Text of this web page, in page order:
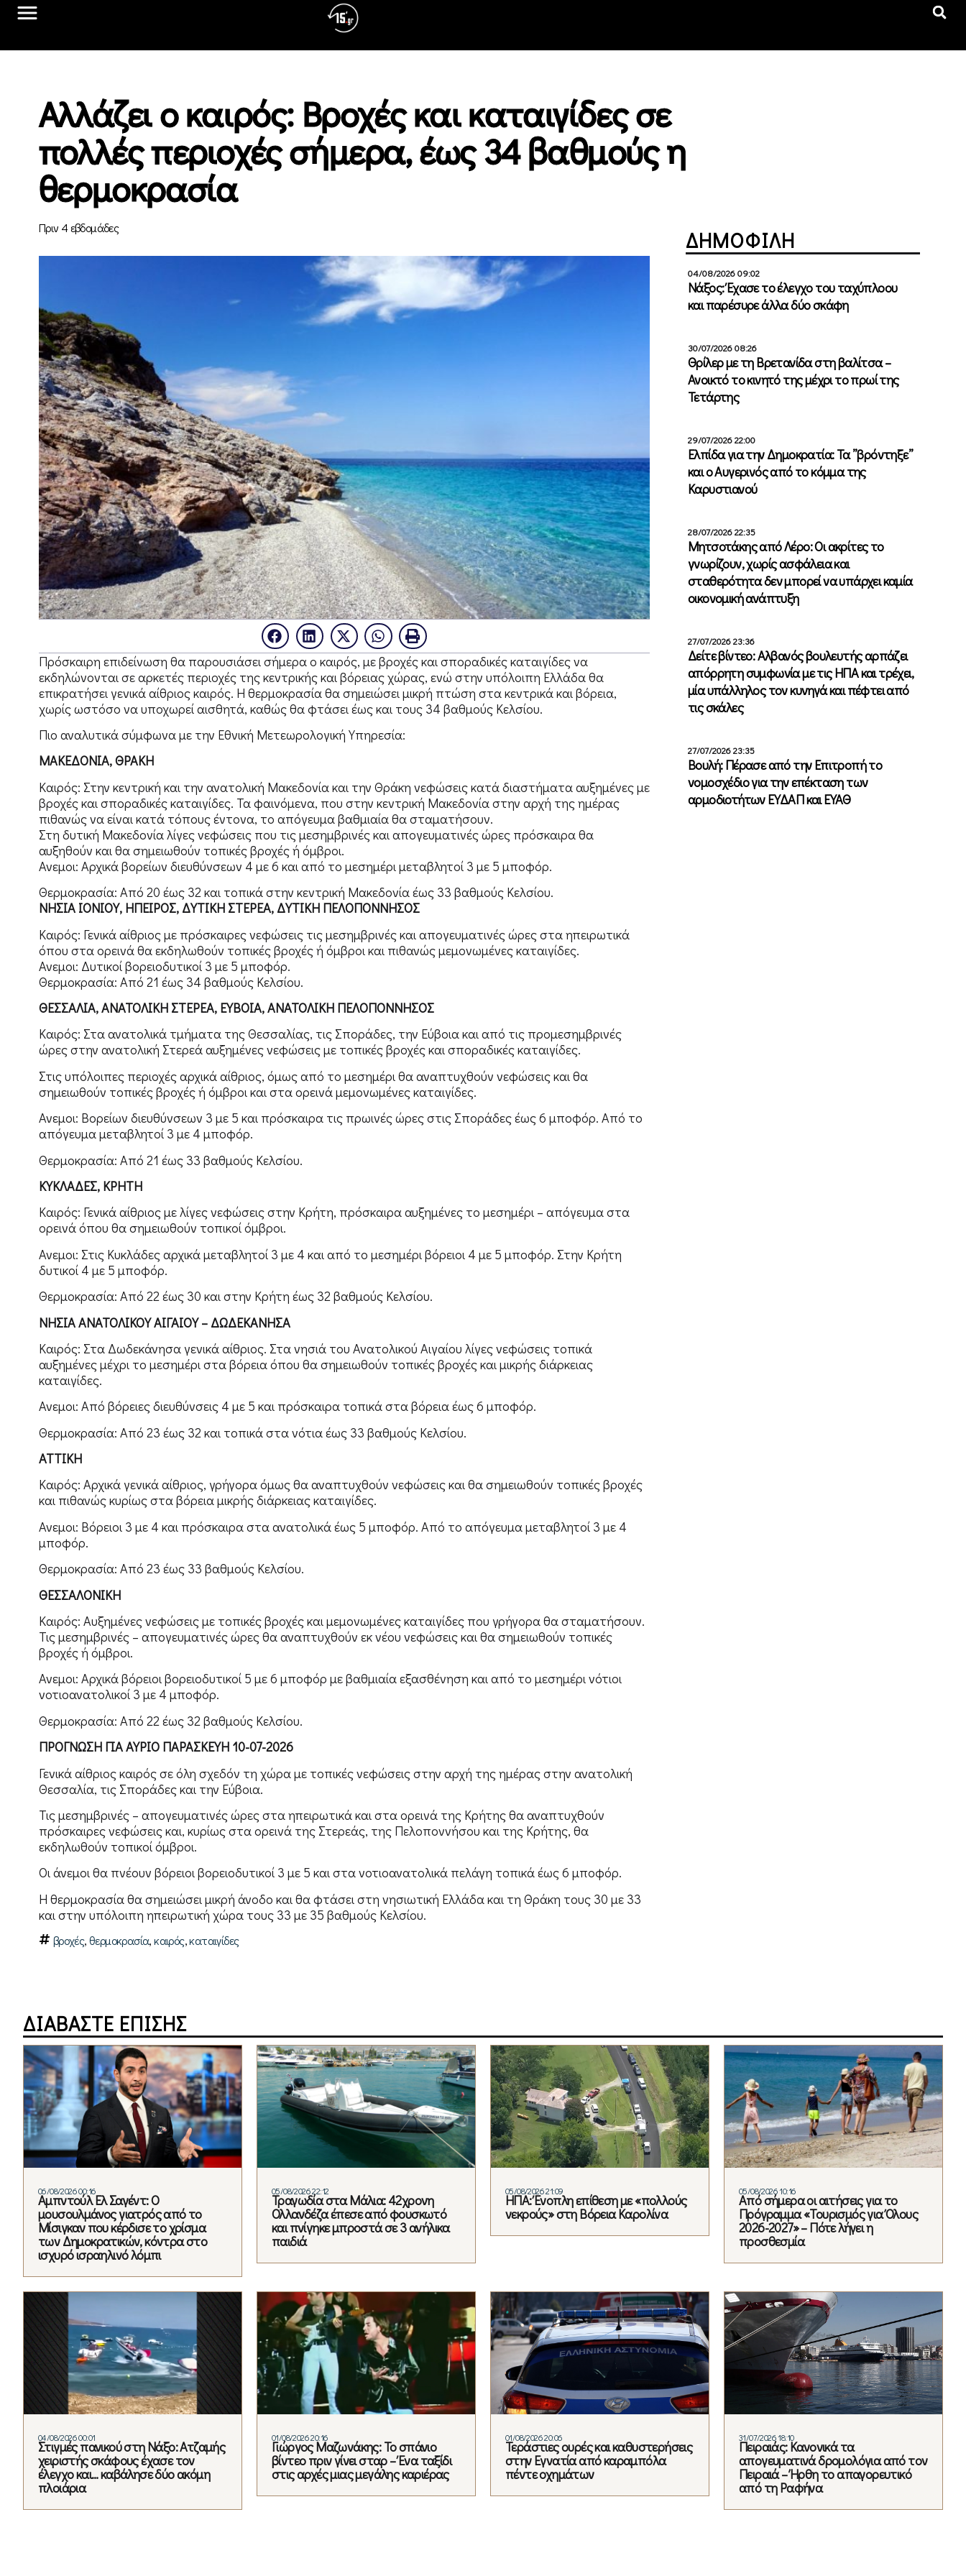
Αλλάζει ο καιρός: Βροχές και καταιγίδες σε
πολλές περιοχές σήμερα, έως 34 βαθμούς η
θερμοκρασία
Πριν 4 εβδομάδες
Πρόσκαιρη επιδείνωση θα παρουσιάσει σήμερα ο καιρός, με βροχές και σποραδικές καταιγίδες να
εκδηλώνονται σε αρκετές περιοχές της κεντρικής και βόρειας χώρας, ενώ στην υπόλοιπη Ελλάδα θα
επικρατήσει γενικά αίθριος καιρός. Η θερμοκρασία θα σημειώσει μικρή πτώση στα κεντρικά και βόρεια,
χωρίς ωστόσο να υποχωρεί αισθητά, καθώς θα φτάσει έως και τους 34 βαθμούς Κελσίου.
Πιο αναλυτικά σύμφωνα με την Εθνική Μετεωρολογική Υπηρεσία:
ΜΑΚΕΔΟΝΙΑ, ΘΡΑΚΗ
Καιρός: Στην κεντρική και την ανατολική Μακεδονία και την Θράκη νεφώσεις κατά διαστήματα αυξημένες με
βροχές και σποραδικές καταιγίδες. Τα φαινόμενα, που στην κεντρική Μακεδονία στην αρχή της ημέρας
πιθανώς να είναι κατά τόπους έντονα, το απόγευμα βαθμιαία θα σταματήσουν.
Στη δυτική Μακεδονία λίγες νεφώσεις που τις μεσημβρινές και απογευματινές ώρες πρόσκαιρα θα
αυξηθούν και θα σημειωθούν τοπικές βροχές ή όμβροι.
Ανεμοι: Αρχικά βορείων διευθύνσεων 4 με 6 και από το μεσημέρι μεταβλητοί 3 με 5 μποφόρ.
Θερμοκρασία: Από 20 έως 32 και τοπικά στην κεντρική Μακεδονία έως 33 βαθμούς Κελσίου.
ΝΗΣΙΑ ΙΟΝΙΟΥ, ΗΠΕΙΡΟΣ, ΔΥΤΙΚΗ ΣΤΕΡΕΑ, ΔΥΤΙΚΗ ΠΕΛΟΠΟΝΝΗΣΟΣ
Καιρός: Γενικά αίθριος με πρόσκαιρες νεφώσεις τις μεσημβρινές και απογευματινές ώρες στα ηπειρωτικά
όπου στα ορεινά θα εκδηλωθούν τοπικές βροχές ή όμβροι και πιθανώς μεμονωμένες καταιγίδες.
Ανεμοι: Δυτικοί βορειοδυτικοί 3 με 5 μποφόρ.
Θερμοκρασία: Από 21 έως 34 βαθμούς Κελσίου.
ΘΕΣΣΑΛΙΑ, ΑΝΑΤΟΛΙΚΗ ΣΤΕΡΕΑ, ΕΥΒΟΙΑ, ΑΝΑΤΟΛΙΚΗ ΠΕΛΟΠΟΝΝΗΣΟΣ
Καιρός: Στα ανατολικά τμήματα της Θεσσαλίας, τις Σποράδες, την Εύβοια και από τις προμεσημβρινές
ώρες στην ανατολική Στερεά αυξημένες νεφώσεις με τοπικές βροχές και σποραδικές καταιγίδες.
Στις υπόλοιπες περιοχές αρχικά αίθριος, όμως από το μεσημέρι θα αναπτυχθούν νεφώσεις και θα
σημειωθούν τοπικές βροχές ή όμβροι και στα ορεινά μεμονωμένες καταιγίδες.
Ανεμοι: Βορείων διευθύνσεων 3 με 5 και πρόσκαιρα τις πρωινές ώρες στις Σποράδες έως 6 μποφόρ. Από το
απόγευμα μεταβλητοί 3 με 4 μποφόρ.
Θερμοκρασία: Από 21 έως 33 βαθμούς Κελσίου.
ΚΥΚΛΑΔΕΣ, ΚΡΗΤΗ
Καιρός: Γενικά αίθριος με λίγες νεφώσεις στην Κρήτη, πρόσκαιρα αυξημένες το μεσημέρι – απόγευμα στα
ορεινά όπου θα σημειωθούν τοπικοί όμβροι.
Ανεμοι: Στις Κυκλάδες αρχικά μεταβλητοί 3 με 4 και από το μεσημέρι βόρειοι 4 με 5 μποφόρ. Στην Κρήτη
δυτικοί 4 με 5 μποφόρ.
Θερμοκρασία: Από 22 έως 30 και στην Κρήτη έως 32 βαθμούς Κελσίου.
ΝΗΣΙΑ ΑΝΑΤΟΛΙΚΟΥ ΑΙΓΑΙΟΥ – ΔΩΔΕΚΑΝΗΣΑ
Καιρός: Στα Δωδεκάνησα γενικά αίθριος. Στα νησιά του Ανατολικού Αιγαίου λίγες νεφώσεις τοπικά
αυξημένες μέχρι το μεσημέρι στα βόρεια όπου θα σημειωθούν τοπικές βροχές και μικρής διάρκειας
καταιγίδες.
Ανεμοι: Από βόρειες διευθύνσεις 4 με 5 και πρόσκαιρα τοπικά στα βόρεια έως 6 μποφόρ.
Θερμοκρασία: Από 23 έως 32 και τοπικά στα νότια έως 33 βαθμούς Κελσίου.
ΑΤΤΙΚΗ
Καιρός: Αρχικά γενικά αίθριος, γρήγορα όμως θα αναπτυχθούν νεφώσεις και θα σημειωθούν τοπικές βροχές
και πιθανώς κυρίως στα βόρεια μικρής διάρκειας καταιγίδες.
Ανεμοι: Βόρειοι 3 με 4 και πρόσκαιρα στα ανατολικά έως 5 μποφόρ. Από το απόγευμα μεταβλητοί 3 με 4
μποφόρ.
Θερμοκρασία: Από 23 έως 33 βαθμούς Κελσίου.
ΘΕΣΣΑΛΟΝΙΚΗ
Καιρός: Αυξημένες νεφώσεις με τοπικές βροχές και μεμονωμένες καταιγίδες που γρήγορα θα σταματήσουν.
Τις μεσημβρινές – απογευματινές ώρες θα αναπτυχθούν εκ νέου νεφώσεις και θα σημειωθούν τοπικές
βροχές ή όμβροι.
Ανεμοι: Αρχικά βόρειοι βορειοδυτικοί 5 με 6 μποφόρ με βαθμιαία εξασθένηση και από το μεσημέρι νότιοι
νοτιοανατολικοί 3 με 4 μποφόρ.
Θερμοκρασία: Από 22 έως 32 βαθμούς Κελσίου.
ΠΡΟΓΝΩΣΗ ΓΙΑ ΑΥΡΙΟ ΠΑΡΑΣΚΕΥΗ 10-07-2026
Γενικά αίθριος καιρός σε όλη σχεδόν τη χώρα με τοπικές νεφώσεις στην αρχή της ημέρας στην ανατολική
Θεσσαλία, τις Σποράδες και την Εύβοια.
Τις μεσημβρινές – απογευματινές ώρες στα ηπειρωτικά και στα ορεινά της Κρήτης θα αναπτυχθούν
πρόσκαιρες νεφώσεις και, κυρίως στα ορεινά της Στερεάς, της Πελοποννήσου και της Κρήτης, θα
εκδηλωθούν τοπικοί όμβροι.
Οι άνεμοι θα πνέουν βόρειοι βορειοδυτικοί 3 με 5 και στα νοτιοανατολικά πελάγη τοπικά έως 6 μποφόρ.
Η θερμοκρασία θα σημειώσει μικρή άνοδο και θα φτάσει στη νησιωτική Ελλάδα και τη Θράκη τους 30 με 33
και στην υπόλοιπη ηπειρωτική χώρα τους 33 με 35 βαθμούς Κελσίου.
βροχές,θερμοκρασία,καιρός,καταιγίδες
ΔΗΜΟΦΙΛΗ
04/08/2026 09:02
Νάξος: Έχασε το έλεγχο του ταχύπλοου
και παρέσυρε άλλα δύο σκάφη
30/07/2026 08:26
Θρίλερ με τη Βρετανίδα στη βαλίτσα –
Ανοικτό το κινητό της μέχρι το πρωί της
Τετάρτης
29/07/2026 22:00
Ελπίδα για την Δημοκρατία: Τα ”βρόντηξε”
και ο Αυγερινός από το κόμμα της
Καρυστιανού
28/07/2026 22:35
Μητσοτάκης από Λέρο: Οι ακρίτες το
γνωρίζουν, χωρίς ασφάλεια και
σταθερότητα δεν μπορεί να υπάρχει καμία
οικονομική ανάπτυξη
27/07/2026 23:36
Δείτε βίντεο: Αλβανός βουλευτής αρπάζει
απόρρητη συμφωνία με τις ΗΠΑ και τρέχει,
μία υπάλληλος τον κυνηγά και πέφτει από
τις σκάλες
27/07/2026 23:35
Βουλή: Πέρασε από την Επιτροπή το
νομοσχέδιο για την επέκταση των
αρμοδιοτήτων ΕΥΔΑΠ και ΕΥΑΘ
ΔΙΑΒΑΣΤΕ ΕΠΙΣΗΣ
06/08/2026 00:16
Αμπντούλ Ελ Σαγέντ: Ο
μουσουλμάνος γιατρός από το
Μίσιγκαν που κέρδισε το χρίσμα
των Δημοκρατικών, κόντρα στο
ισχυρό ισραηλινό λόμπι
05/08/2026 22:12
Τραγωδία στα Μάλια: 42χρονη
Ολλανδέζα έπεσε από φουσκωτό
και πνίγηκε μπροστά σε 3 ανήλικα
παιδιά
05/08/2026 21:09
ΗΠΑ: Ένοπλη επίθεση με «πολλούς
νεκρούς» στη Βόρεια Καρολίνα
05/08/2026 10:16
Από σήμερα οι αιτήσεις για το
Πρόγραμμα «Τουρισμός για Όλους
2026-2027» – Πότε λήγει η
προσθεσμία
04/08/2026 00:01
Στιγμές πανικού στη Νάξο: Ατζαμής
χειριστής σκάφους έχασε τον
έλεγχο και… καβάλησε δύο ακόμη
πλοιάρια
01/08/2026 20:16
Γιώργος Μαζωνάκης: Το σπάνιο
βίντεο πριν γίνει σταρ – Ένα ταξίδι
στις αρχές μιας μεγάλης καριέρας
01/08/2026 20:06
Τεράστιες ουρές και καθυστερήσεις
στην Εγνατία από καραμπόλα
πέντε οχημάτων
31/07/2026 18:10
Πειραιάς: Κανονικά τα
απογευματινά δρομολόγια από τον
Πειραιά – Ήρθη το απαγορευτικό
από τη Ραφήνα